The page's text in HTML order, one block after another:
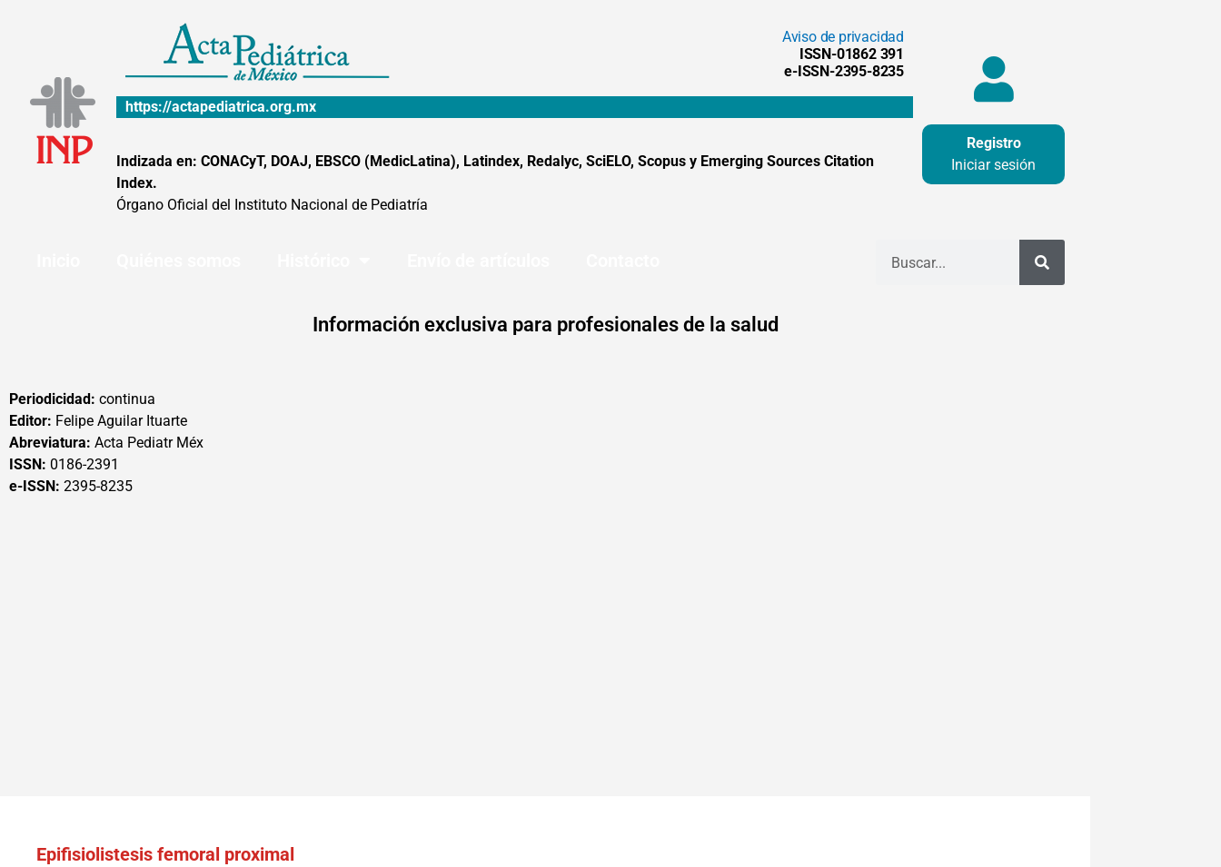
Aviso de privacidad
ISSN-01862 391
e-ISSN-2395-8235
https://actapediatrica.org.mx
Indizada en: CONACyT, DOAJ, EBSCO (MedicLatina), Latindex, Redalyc, SciELO, Scopus y Emerging Sources Citation
Index.
Órgano Oficial del Instituto Nacional de Pediatría
Registro
Iniciar sesión
Información exclusiva para profesionales de la salud
Periodicidad: continua
Editor: Felipe Aguilar Ituarte
Abreviatura: Acta Pediatr Méx
ISSN: 0186-2391
e-ISSN: 2395-8235
Epifisiolistesis femoral proximal